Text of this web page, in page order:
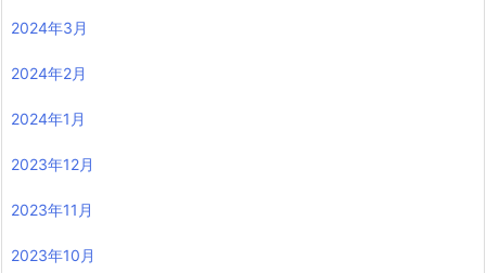
2024年3月
2024年2月
2024年1月
2023年12月
2023年11月
2023年10月